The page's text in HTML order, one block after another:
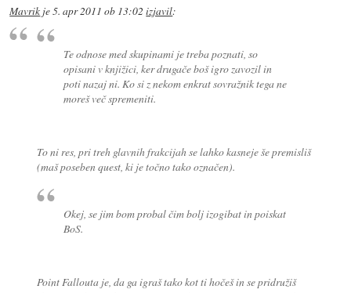
Mavrik je5. apr 2011 ob 13:02 izjavil:
Te odnose med skupinami je treba poznati, so
opisani v knjižici, ker drugače boš igro zavozil in
poti nazaj ni. Ko si z nekom enkrat sovražnik tega ne
moreš več spremeniti.
To ni res, pri treh glavnih frakcijah se lahko kasneje še premisliš
(maš poseben quest, ki je točno tako označen).
Okej, se jim bom probal čim bolj izogibat in poiskat
BoS.
Point Fallouta je, da ga igraš tako kot ti hočeš in se pridružiš